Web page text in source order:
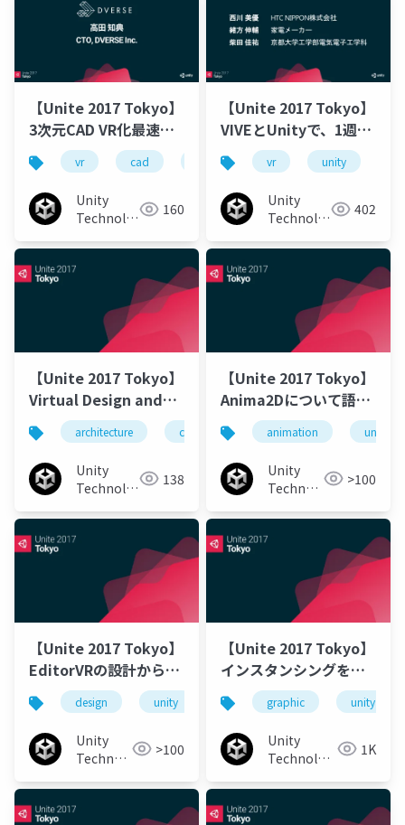
【Unite 2017 Tokyo】
3次元CAD VR化最速ツ
ールの秘密
vr cad unity3d unite
Unity
Technologies 160
【Unite 2017 Tokyo】
VIVEとUnityで、1週間
で作る漫才VR
vr unity
Unity
Technologies 402
【Unite 2017 Tokyo】
Virtual Design and
Construction + AR/VR
～建築におけるUnity活
用事例～
architecture construction vr ar
Unity
Technologies 138
【Unite 2017 Tokyo】
Anima2Dについて語る
で！2Dアニメーション
の未来
animation unity
Unity
Technologies>100
【Unite 2017 Tokyo】
EditorVRの設計から学
んだこと：使えるVRエ
ディターのためのデザ
イン
design unity デザイン unity3d
Unity
Technologies>100
【Unite 2017 Tokyo】
インスタンシングを用
いた美麗なグラフィッ
クの実現方法
graphic unity
Unity
Technologies 1K